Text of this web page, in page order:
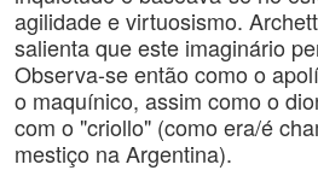
agilidade e virtuosismo.
salienta que este imaginário
Observa-se então como o
o maquínico, assim como o
com o "criollo" (como era/é
mestiço na Argentina).